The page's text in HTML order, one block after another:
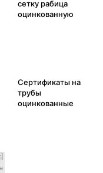
сетку рабица
оцинкованную
Сертификаты на
трубы
оцинкованные